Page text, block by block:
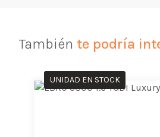
También te podría
UNIDAD EN STOCK